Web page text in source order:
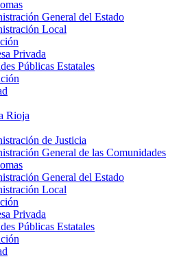
General del Estado
Local
Privada
Públicas Estatales
Rioja
de Justicia
General de las Comunidades
General del Estado
Local
Privada
Públicas Estatales